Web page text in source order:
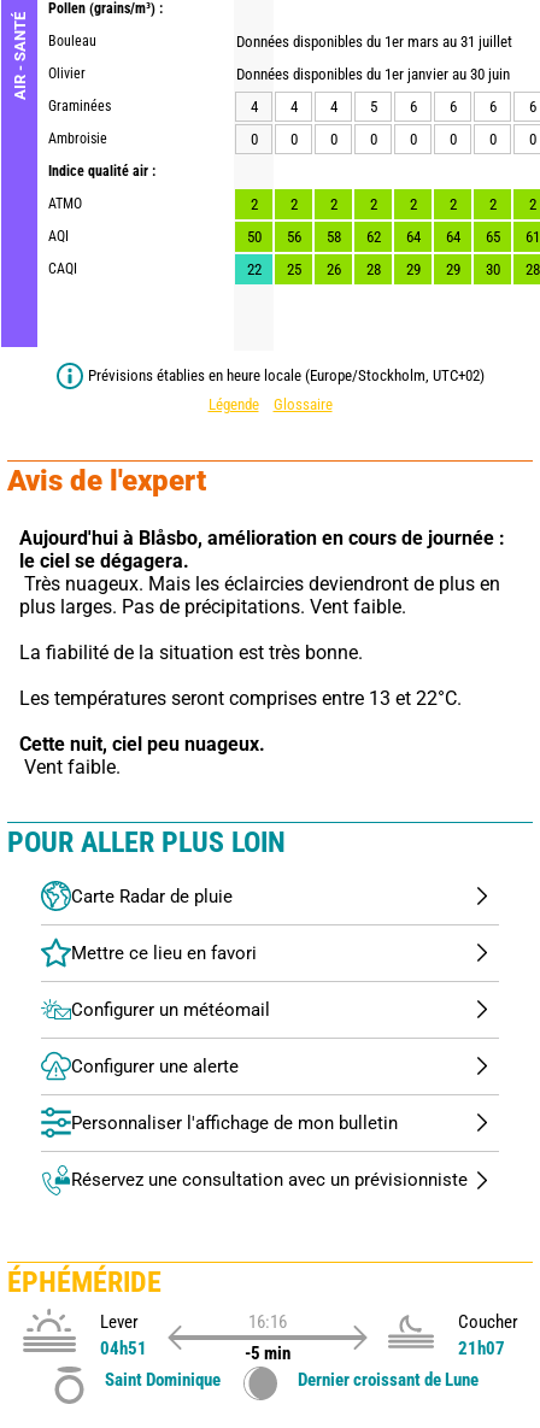
AIR - SANTÉ
Pollen (grains/m³) :
Bouleau
Olivier
Graminées
Ambroisie
Indice qualité air :
ATMO
AQI
CAQI
Données disponibles du 1er mars au 31 juillet
Données disponibles du 1er janvier au 30 juin
4
4 4 5 6 6 6
6
0
0 0 0 0 0 0 0
2 2 2 2 2 2 2
2
50
56 58 62 64 64 65
61
22
25 26 28 29 29 30 28
Prévisions établies en heure locale (Europe/Stockholm, UTC+02)
Légende
Glossaire
Avis de l'expert
Aujourd'hui à Blåsbo, amélioration en cours de journée :
le ciel se dégagera.
plus larges. Pas de précipitations. Vent faible.
La fiabilité de la situation est très bonne.
Les températures seront comprises entre 13 et 22°C.
Cette nuit, ciel peu nuageux.
Vent faible.
POUR ALLER PLUS LOIN
Carte Radar de pluie
Configurer un météomail
Configurer une alerte
Personnaliser l'affichage de mon bulletin
Réservez une consultation avec un prévisionniste
ÉPHÉMÉRIDE
Lever
04h51
16:16
-5 min
Coucher
21h07
Saint Dominique
Dernier croissant de Lune